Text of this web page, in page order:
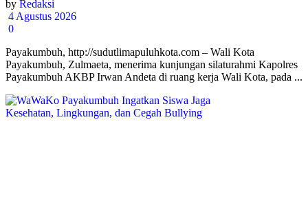
by Redaksi
4 Agustus 2026
0
Payakumbuh, http://sudutlimapuluhkota.com – Wali Kota
Payakumbuh, Zulmaeta, menerima kunjungan silaturahmi Kapolres
Payakumbuh AKBP Irwan Andeta di ruang kerja Wali Kota, pada ...